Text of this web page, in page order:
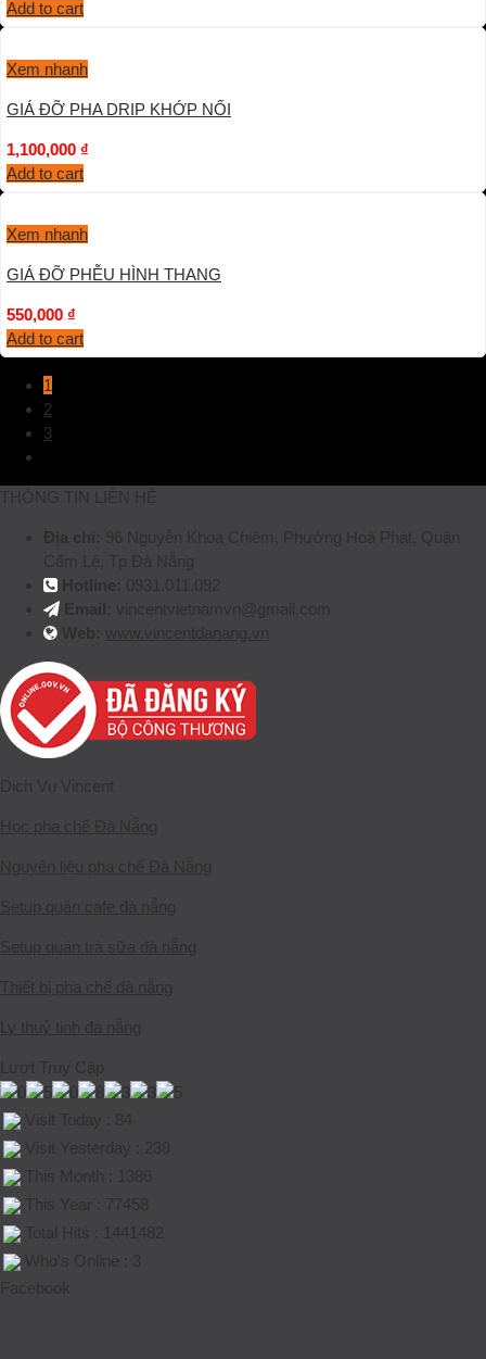
Add to cart
Xem nhanh
GIÁ ĐỠ PHA DRIP KHỚP NỐI
1,100,000 ₫
Add to cart
Xem nhanh
GIÁ ĐỠ PHỄU HÌNH THANG
550,000 ₫
Add to cart
1
2
3